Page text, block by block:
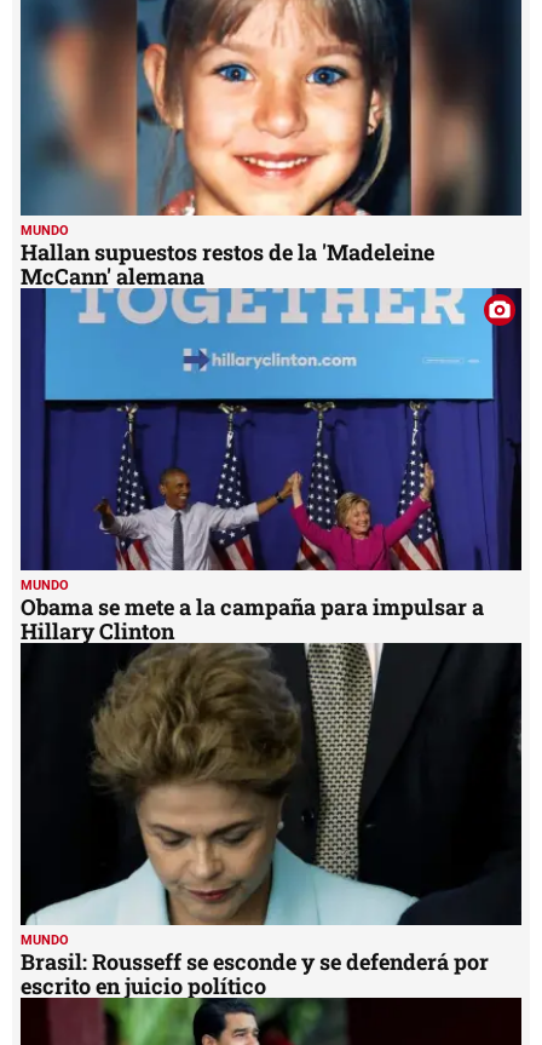
MUNDO
Hallan supuestos restos de la 'Madeleine
McCann' alemana
MUNDO
Obama se mete a la campaña para impulsar a
Hillary Clinton
MUNDO
Brasil: Rousseff se esconde y se defenderá por
escrito en juicio político